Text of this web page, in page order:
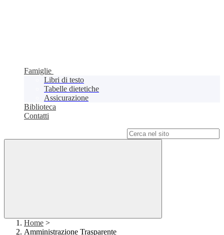
Famiglie
Libri di testo
Tabelle dietetiche
Assicurazione
Biblioteca
Contatti
Home >
Amministrazione Trasparente